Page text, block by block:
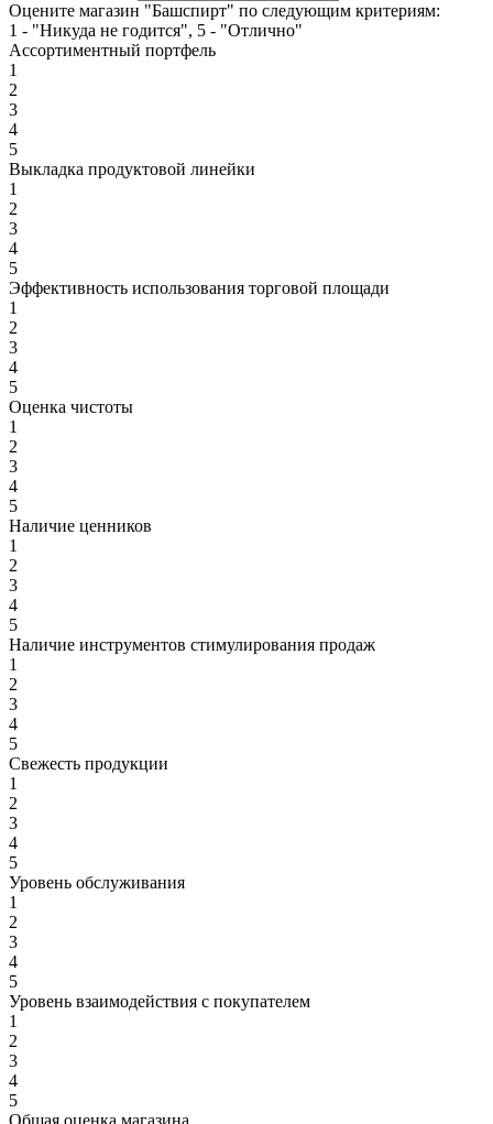
Оцените магазин "Башспирт" по следующим критериям:
1 - "Никуда не годится", 5 - "Отлично"
Ассортиментный портфель
1
2
3
4
5
Выкладка продуктовой линейки
1
2
3
4
5
Эффективность использования торговой площади
1
2
3
4
5
Оценка чистоты
1
2
3
4
5
Наличие ценников
1
2
3
4
5
Наличие инструментов стимулирования продаж
1
2
3
4
5
Свежесть продукции
1
2
3
4
5
Уровень обслуживания
1
2
3
4
5
Уровень взаимодействия с покупателем
1
2
3
4
5